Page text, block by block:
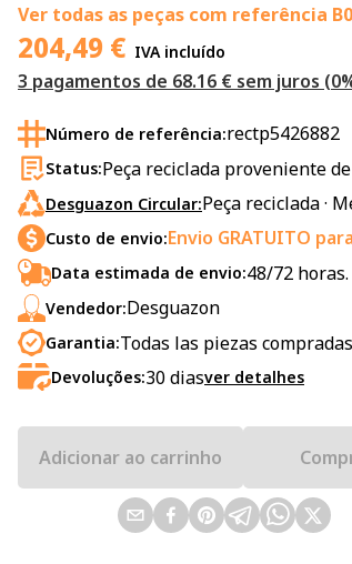
Ver todas as peças com referência
204,49 € IVA incluído
3 pagamentos de 68.16 € sem juros
Número de referência:rectp5426882
Status:Peça reciclada proveniente
Desguazon Circular:Peça reciclada ·
Custo de envio:Envio GRATUITO
Data estimada de envio:48/72 horas.
Vendedor:Desguazon
Garantia:Todas las piezas
Devoluções:30diasver detalhes
Adicionar ao carrinho